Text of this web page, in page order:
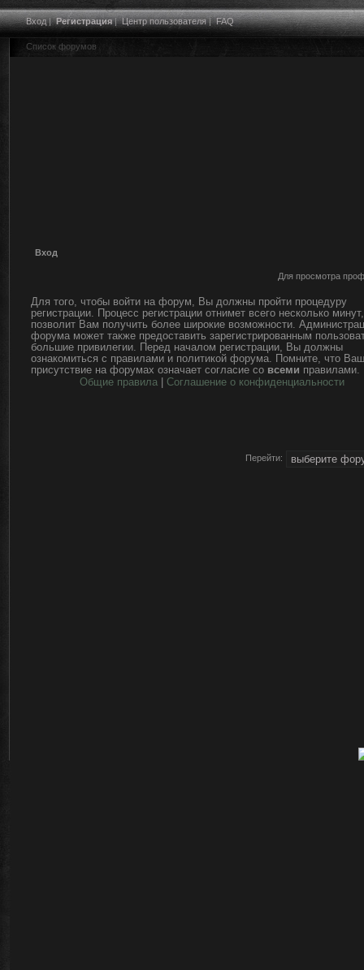
Вход|Регистрация|Центр пользователя|FAQ
Список форумов
Вход
Для просмотра
Для того, чтобы войти на форум, Вы должны пройти процедуру
регистрации. Процесс регистрации отнимет всего несколько
позволит Вам получить более широкие возможности.
форума может также предоставить зарегистрированным
большие привилегии. Перед началом регистрации, Вы должны
ознакомиться с правилами и политикой форума. Помните, что
присутствие на форумах означает согласие со всеми правилами.
Общие правила
Соглашение о конфиденциальности
Перейти: